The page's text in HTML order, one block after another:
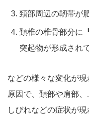
頚部周辺の靭帯が
頚椎の椎骨部分に
突起物が形成され
などの様々な変化が
原因で、頚部や肩部
しびれなどの症状が